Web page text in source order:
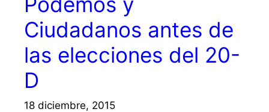
Ciudadanos antes de
las elecciones del 20-
D
18 diciembre, 2015